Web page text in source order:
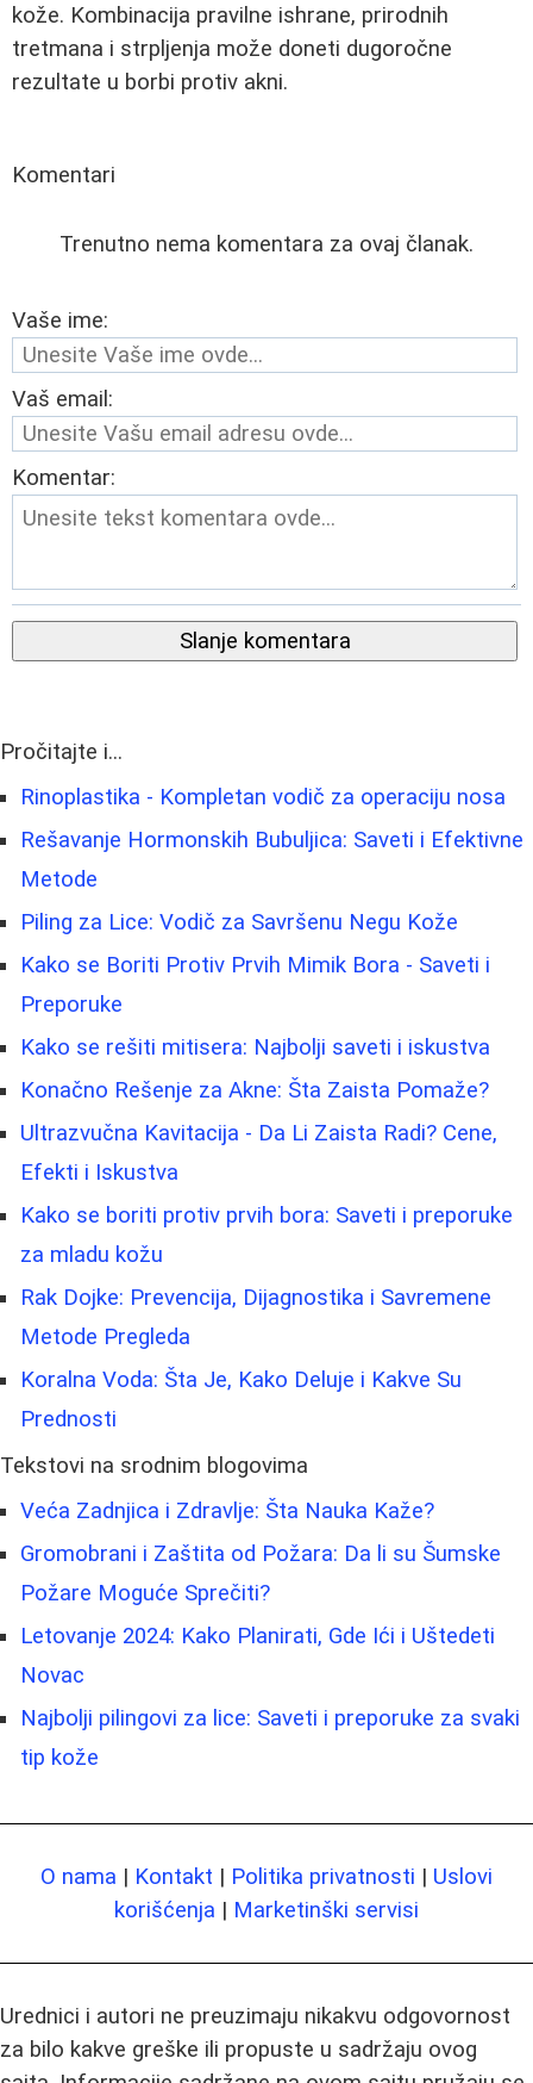
kože. Kombinacija pravilne ishrane, prirodnih
tretmana i strpljenja može doneti dugoročne
rezultate u borbi protiv akni.
Komentari
Trenutno nema komentara za ovaj članak.
Vaše ime:
Vaš email:
Komentar:
Slanje komentara
Pročitajte i...
Rinoplastika - Kompletan vodič za operaciju nosa
Rešavanje Hormonskih Bubuljica: Saveti i Efektivne
Metode
Piling za Lice: Vodič za Savršenu Negu Kože
Kako se Boriti Protiv Prvih Mimik Bora - Saveti i
Preporuke
Kako se rešiti mitisera: Najbolji saveti i iskustva
Konačno Rešenje za Akne: Šta Zaista Pomaže?
Ultrazvučna Kavitacija - Da Li Zaista Radi? Cene,
Efekti i Iskustva
Kako se boriti protiv prvih bora: Saveti i preporuke
za mladu kožu
Rak Dojke: Prevencija, Dijagnostika i Savremene
Metode Pregleda
Koralna Voda: Šta Je, Kako Deluje i Kakve Su
Prednosti
Tekstovi na srodnim blogovima
Veća Zadnjica i Zdravlje: Šta Nauka Kaže?
Gromobrani i Zaštita od Požara: Da li su Šumske
Požare Moguće Sprečiti?
Letovanje 2024: Kako Planirati, Gde Ići i Uštedeti
Novac
Najbolji pilingovi za lice: Saveti i preporuke za svaki
tip kože
O nama | Kontakt | Politika privatnosti | Uslovi
korišćenja | Marketinški servisi
Urednici i autori ne preuzimaju nikakvu odgovornost
za bilo kakve greške ili propuste u sadržaju ovog